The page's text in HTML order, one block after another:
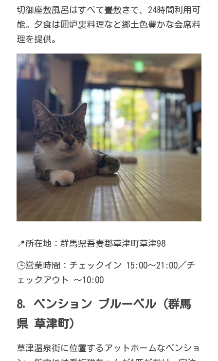
切御座敷風呂はすべて畳敷きで、24時間利用可
能。夕食は囲炉裏料理など郷土色豊かな会席料
理を提供。
📍所在地：群馬県吾妻郡草津町草津98
🕒営業時間：チェックイン 15:00〜21:00／チ
ェックアウト 〜10:00
8. ペンション ブルーベル（群馬
県 草津町）
草津温泉街に位置するアットホームなペンショ